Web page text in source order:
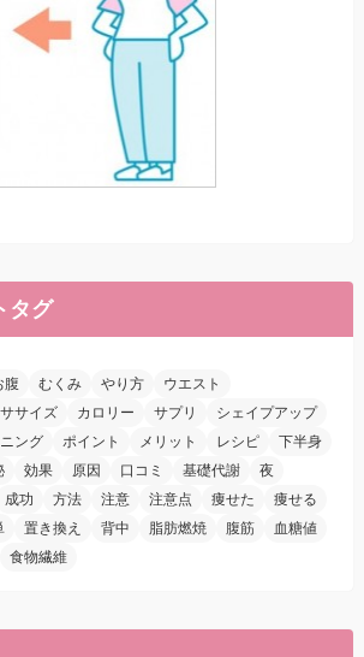
タグ
腹 むくみ やり方
ウエスト
サイズ カロリー サプリ
シェイプアップ
ング ポイント メリット レシピ
下半身
効果 原因 口コミ 基礎代謝
夜
成功 方法 注意 注意点 痩せた
痩せる
置き換え 背中 脂肪燃焼 腹筋
血糖値
食物繊維